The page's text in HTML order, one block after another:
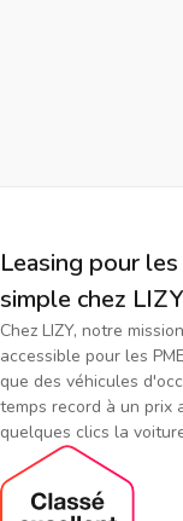
Leasing pour
simple chez LIZY
Chez LIZY, notre
accessible pour les
que des véhicules
temps record à un prix
quelques clics la